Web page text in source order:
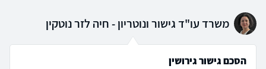
משרד עו"ד גישור ונוטריון - חיה לזר נוטקין
הסכם גישור גירושין